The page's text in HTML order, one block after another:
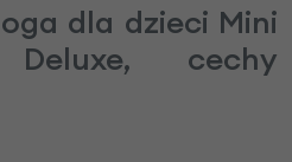
dla dzieci Mini
cechy